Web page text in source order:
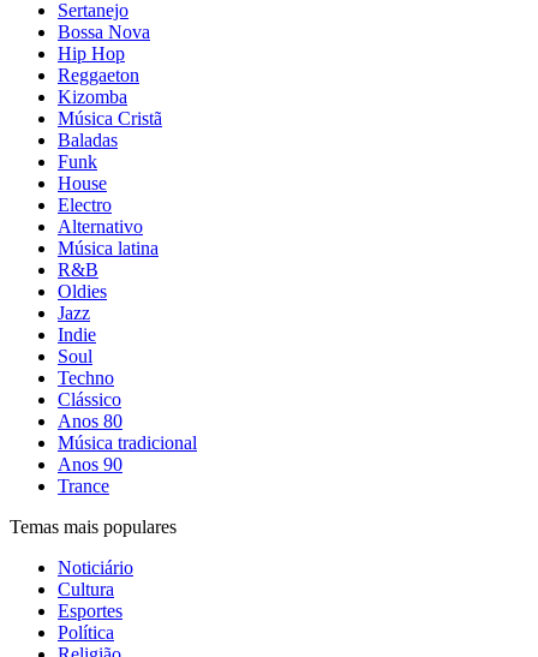
Sertanejo
Bossa Nova
Hip Hop
Reggaeton
Kizomba
Música Cristã
Baladas
Funk
House
Electro
Alternativo
Música latina
R&B
Oldies
Jazz
Indie
Soul
Techno
Clássico
Anos 80
Música tradicional
Anos 90
Trance
Temas mais populares
Noticiário
Cultura
Esportes
Política